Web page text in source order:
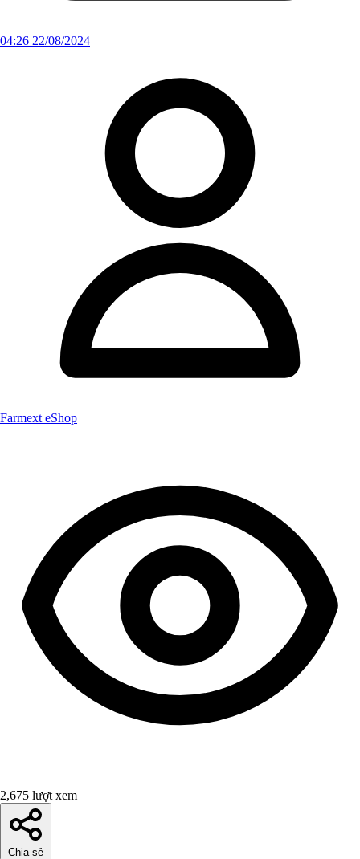
04:26 22/08/2024
Farmext eShop
2,675 lượt xem
Chia sẻ